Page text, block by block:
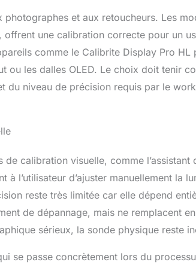
ni un écran non
des couleurs
Spyder
norme précise,
pour corriger,
et maîtriser vos
dès le départ
fidèlement
Chaque détail
pour créer des
qui traduisent
COMPATIBILITÉ
: L’outil de
des couleurs et
permettent de
et les courbes
pour calibrer avec
Display Calibrator sur
version ultérieure) pour la
calibration native des
écrans Apple Pro Display
XDR, Apple Studio Display
et des écrans intégrés des
MacBook Pro avec
mini-LED, OLED, dalles
Apple XDR et écrans
super lumineux
postprod Vidéo, la
retouche et conception
d'images haute qualité.
Pour des résultats encore
chartes d'étalonnage
ColorChecker de Calibrite
et aux retoucheurs. Les
une calibration correcte pour un
comme le Calibrite Display Pro HL
ou les dalles OLED. Le choix doit tenir
du niveau de précision requis par le
calibration visuelle, comme l’assistant
l’utilisateur d’ajuster manuellement la
reste très limitée car elle dépend
de dépannage, mais ne remplacent
sérieux, la sonde physique reste
se passe concrètement lors du